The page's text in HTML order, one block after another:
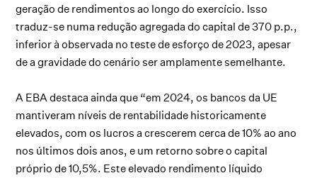
geração de rendimentos ao longo do exercício. Isso
traduz-se numa redução agregada do capital de 370 p.p.,
inferior à observada no teste de esforço de 2023, apesar
de a gravidade do cenário ser amplamente semelhante.
A EBA destaca ainda que “em 2024, os bancos da UE
mantiveram níveis de rentabilidade historicamente
elevados, com os lucros a crescerem cerca de 10% ao ano
nos últimos dois anos, e um retorno sobre o capital
próprio de 10,5%. Este elevado rendimento líquido